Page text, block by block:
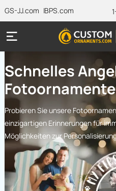
GS-JJ.com BPS.com
Schnelles
Fotoornamente
Probieren Sie unsere
einzigartigen Erinnerungen für
Möglichkeiten zur